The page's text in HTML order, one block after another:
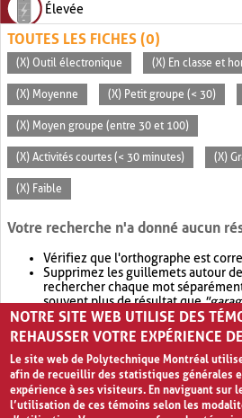
Élevée
TOUTES LES FICHES (0)
(X) Outil électronique (X) En classe et
(X) Moyenne (X) Petit groupe (< 30)
(X) Moyen groupe (entre 30 et 100)
(X) Activités courtes (< 30 minutes) (X)
(X) Faible
Votre recherche n'a donné aucun
Vérifiez que l'orthographe est
Supprimez les guillemets autour
rechercher chaque mot
souvent plus de résultat que
Envisagez d'élargir votre
retournera souvent plus de
NOTRE SITE WEB UTILISE DES
REHAUSSER VOTRE EXPÉRIENCE
Le site web de Polytechnique Montréal
afin de recueillir des statistiques générales
expérience à ses visiteurs. En naviguant sur
l’utilisation de ces témoins selon les